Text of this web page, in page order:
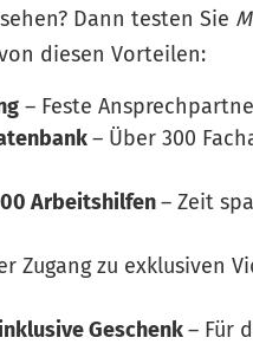
Dann testen Sie
diesen Vorteilen:
– Feste
– Über 300
Arbeitshilfen– Zeit
Zugang zu exklusiven
Geschenk– Für